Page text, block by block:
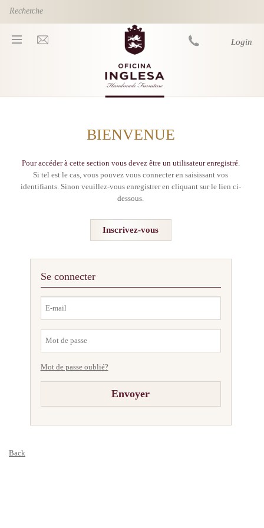
Skip to main content
Login
BIENVENUE
Pour accéder à cette section vous devez être un utilisateur enregistré.
Si tel est le cas, vous pouvez vous connecter en saisissant vos
identifiants. Sinon veuillez-vous enregistrer en cliquant sur le lien ci-
dessous.
Inscrivez-vous
Se connecter
Mot de passe oublié?
Back